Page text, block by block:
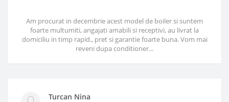
Am procurat in decembrie acest model de boiler si suntem
foarte multumiti, angajati amabili si receptivi, au livrat la
domiciliu in timp rapid., pret si garantie foarte buna. Vom mai
reveni dupa conditioner...
Turcan Nina